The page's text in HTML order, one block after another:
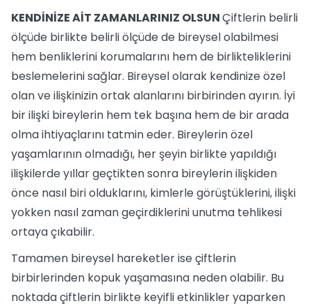
KENDİNİZE AİT ZAMANLARINIZ OLSUNÇiftlerin belirli
ölçüde birlikte belirli ölçüde de bireysel olabilmesi
hem benliklerini korumalarını hem de birlikteliklerini
beslemelerini sağlar. Bireysel olarak kendinize özel
olan ve ilişkinizin ortak alanlarını birbirinden ayırın. İyi
bir ilişki bireylerin hem tek başına hem de bir arada
olma ihtiyaçlarını tatmin eder. Bireylerin özel
yaşamlarının olmadığı, her şeyin birlikte yapıldığı
ilişkilerde yıllar geçtikten sonra bireylerin ilişkiden
önce nasıl biri olduklarını, kimlerle görüştüklerini, ilişki
yokken nasıl zaman geçirdiklerini unutma tehlikesi
ortaya çıkabilir.
Tamamen bireysel hareketler ise çiftlerin
birbirlerinden kopuk yaşamasına neden olabilir. Bu
noktada çiftlerin birlikte keyifli etkinlikler yaparken